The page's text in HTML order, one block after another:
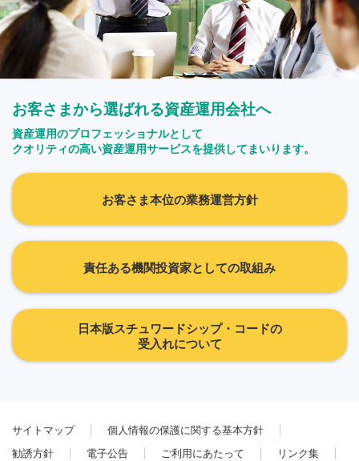
お客さまから選ばれる資産運用会社へ
資産運用のプロフェッショナルとして
クオリティの高い資産運用サービスを提供してまいります。
お客さま本位の業務運営方針
責任ある機関投資家としての取組み
日本版スチュワードシップ・コードの
受入れについて
サイトマップ
個人情報の保護に関する基本方針
勧誘方針
電子公告 ご利用にあたって リンク集